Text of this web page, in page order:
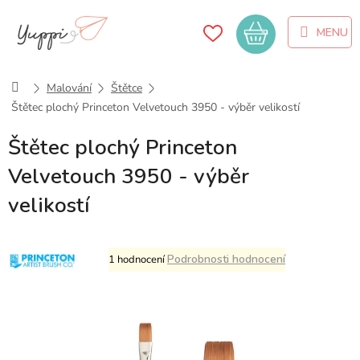
obsah
Nákupní
košík
DomůMalování
Štětce
Štětec plochý Princeton Velvetouch 3950 - výběr velikostí
Štětec plochý Princeton
Velvetouch 3950 - výběr
velikostí
Průměrné
hodnocení
1 hodnoceníPodrobnosti hodnocení